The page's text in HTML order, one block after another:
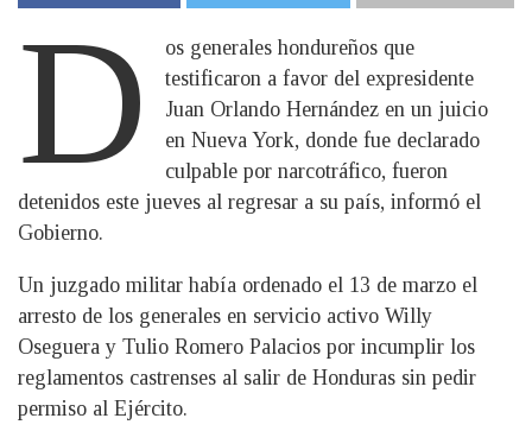
D
os generales hondureños que
testificaron a favor del expresidente
Juan Orlando Hernández en un juicio
en Nueva York, donde fue declarado
culpable por narcotráfico, fueron
detenidos este jueves al regresar a su país, informó el
Gobierno.
Un juzgado militar había ordenado el 13 de marzo el
arresto de los generales en servicio activo Willy
Oseguera y Tulio Romero Palacios por incumplir los
reglamentos castrenses al salir de Honduras sin pedir
permiso al Ejército.